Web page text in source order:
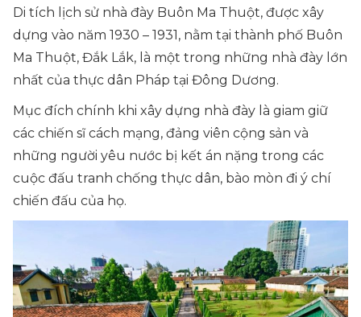
Di tích lịch sử nhà đày Buôn Ma Thuột, được xây
dựng vào năm 1930 – 1931, nằm tại thành phố Buôn
Ma Thuột, Đắk Lắk, là một trong những nhà đày lớn
nhất của thực dân Pháp tại Đông Dương.
Mục đích chính khi xây dựng nhà đày là giam giữ
các chiến sĩ cách mạng, đảng viên cộng sản và
những người yêu nước bị kết án nặng trong các
cuộc đấu tranh chống thực dân, bào mòn đi ý chí
chiến đấu của họ.